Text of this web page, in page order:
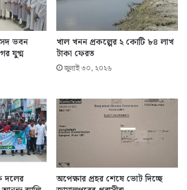
ভবন
যুগ্ম
খাল খনন প্রকল্পের ২ কোটি ৮৪ লাখ
টাকা ফেরত
জুলাই ৩০, ২০২৬
দলের
অপেক্ষার প্রহর শেষে ভোট দিচ্ছে